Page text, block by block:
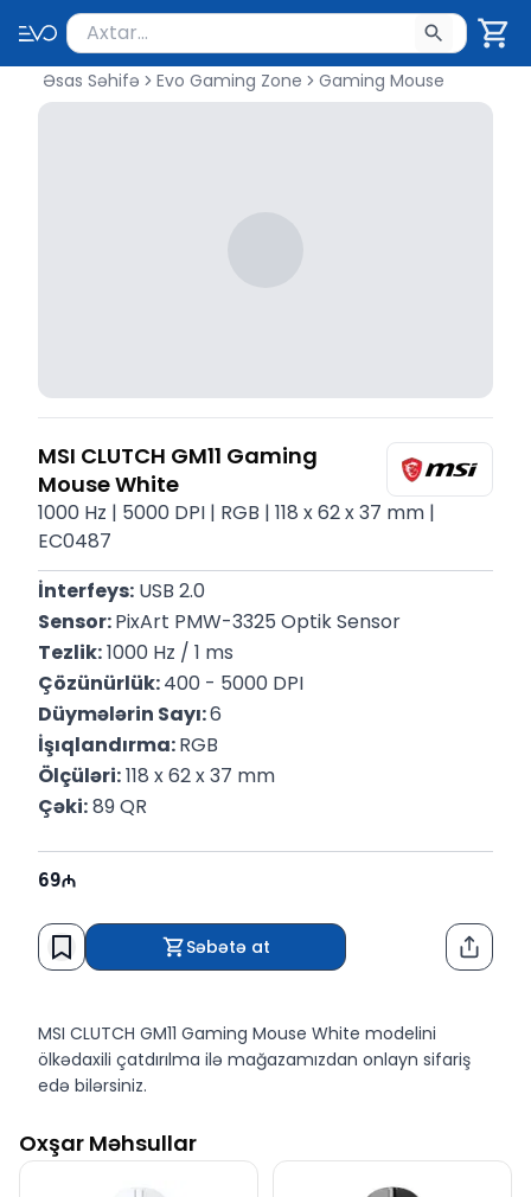
Məhsul axtar
Axtarış üçün ən azı 2 simvol yazın. Göndərmək
Əsas Səhifə Evo Gaming Zone Gaming Mouse
MSI CLUTCH GM11 Gaming
Mouse White
1000 Hz | 5000 DPI | RGB | 118 x 62 x 37 mm |
EC0487
İnterfeys: USB 2.0
Sensor: PixArt PMW-3325 Optik Sensor
Tezlik: 1000 Hz / 1 ms
Çözünürlük: 400 - 5000 DPI
Düymələrin Sayı: 6
İşıqlandırma: RGB
Ölçüləri: 118 x 62 x 37 mm
Çəki: 89 QR
69
Səbətə at
MSI CLUTCH GM11 Gaming Mouse White modelini
ölkədaxili çatdırılma ilə mağazamızdan onlayn sifariş
edə bilərsiniz.
Bakıda EvoComp mağazasında nəğd və köçürmə yolu
Oxşar Məhsullar